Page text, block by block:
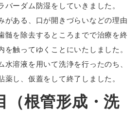
バーダム防湿をしていきました。
がある、口が開きづらいなどの理由
髄を除去するところまでで治療を終
を触ってゆくことにいたしました。
水溶液を用いて洗浄を行ったのち、
薬し、仮蓋をして終了しました。
（根管形成・洗